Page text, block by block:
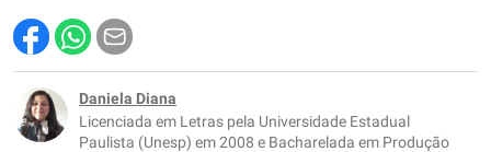
Este conteúdo contém informação incorreta
Este conteúdo não tem a informação que procuro
Outro
Daniela Diana
Licenciada em Letras pela Universidade Estadual
Paulista (Unesp) em 2008 e Bacharelada em Produção